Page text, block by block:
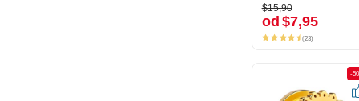
od$7,95
$15,90
od $7,95
(23)
-50%
-